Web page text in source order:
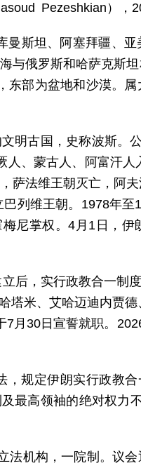
Pezeshkian），
曼斯坦、阿塞拜疆、
与俄罗斯和哈萨克斯
东部为盆地和沙漠。
明古国，史称波斯。
、蒙古人、阿富汗人
萨法维王朝灭亡，阿
列维王朝。1978年
尼掌权。4月1日，
后，实行政教合一制
塔米、艾哈迈迪内贾
月30日宣誓就职。
，规定伊朗实行政教
最高领袖的绝对权力
法机构，一院制。议